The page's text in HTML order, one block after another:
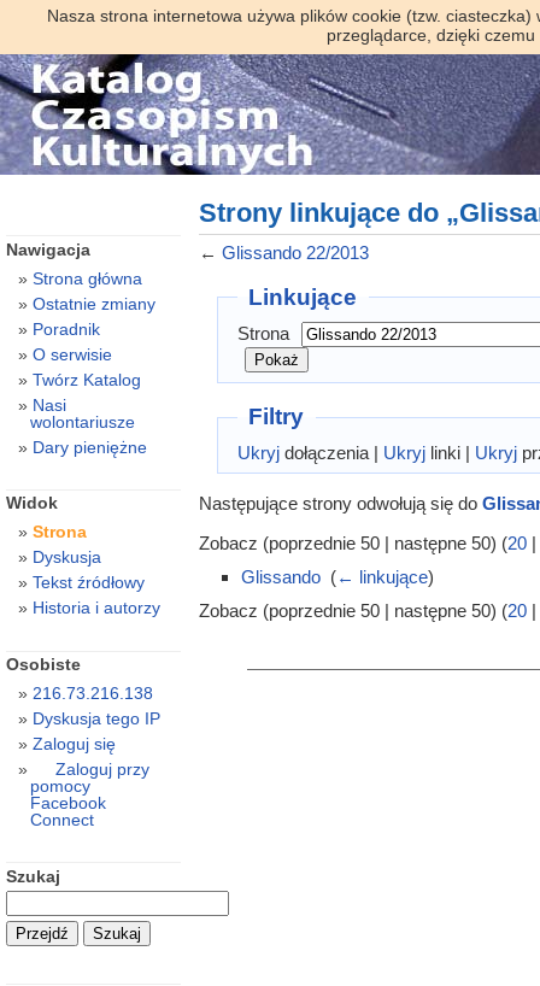
Nasza strona internetowa używa plików cookie (tzw.
przeglądarce, dzięki
Strony linkujące do
← Glissando 22/2013
Linkujące
Strona
Filtry
Ukryjdołączenia | Ukryjlinki | Ukryj
Następujące strony odwołują się do
Zobacz (poprzednie 50 | następne 50) (20|
Glissando‎ (← linkujące)
Zobacz (poprzednie 50 | następne 50) (20|
Nawigacja
Strona główna
Ostatnie zmiany
Poradnik
O serwisie
Twórz Katalog
Nasi
wolontariusze
Dary pieniężne
Widok
Strona
Dyskusja
Tekst źródłowy
Historia i autorzy
Osobiste
216.73.216.138
Dyskusja tego IP
Zaloguj się
Zaloguj przy
pomocy
Facebook
Connect
Szukaj